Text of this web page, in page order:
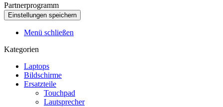
Partnerprogramm
Menü schließen
Kategorien
Laptops
Bildschirme
Ersatzteile
Touchpad
Lautsprecher